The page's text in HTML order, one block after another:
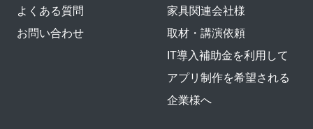
よくある質問
お問い合わせ
家具関連会社様
取材・講演依頼
IT導入補助金を利用して
アプリ制作を希望される
企業様へ